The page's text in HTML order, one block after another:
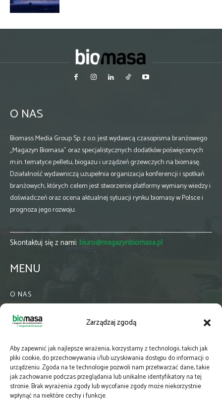
Zarządzaj zgodą
Aby zapewnić jak najlepsze wrażenia, korzystamy z technologii, takich jak
pliki cookie, do przechowywania i/lub uzyskiwania dostępu do informacji o
urządzeniu. Zgoda na te technologie pozwoli nam przetwarzać dane, takie
jak zachowanie podczas przeglądania lub unikalne identyfikatory na tej
stronie. Brak wyrażenia zgody lub wycofanie zgody może niekorzystnie
wpłynąć na niektóre cechy i funkcje.
O NAS
Biomass Media Group Sp. z o.o. jest wydawcą czasopisma branżowego
„Magazyn Biomasa” oraz specjalistycznych dodatków poświęconych
m.in. tematyce pelletu, biogazu i urządzeń grzewczych na biomasę.
Działalność wydawniczą uzupełnia organizacja konferencji i spotkań
branżowych, których celem jest stworzenie platformy wymiany wiedzy i
doświadczeń oraz ocena aktualnej sytuacji rynku biomasy w Polsce i
prognoza jego rozwoju.
Skontaktuj się z nami: biuro@magazynbiomasa.pl
MENU
O NAS
WSPÓŁPRACA
PRENUMERATA
NEWSLETTER
MAPY
E-WYDANIE